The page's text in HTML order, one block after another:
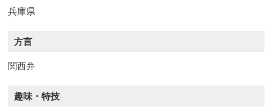
兵庫県
方言
関西弁
趣味・特技